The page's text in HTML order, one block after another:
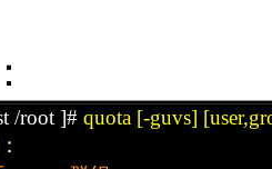
：
/root ]# quota [-guvs]